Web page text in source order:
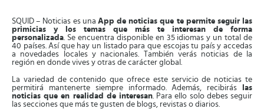
SQUID – Noticias es una App de noticias que te permite seguir las
primicias y los temas que más te interesan de forma
personalizada. Se encuentra disponible en 35 idiomas y un total de
40 países. Así que hay un listado para que escojas tu país y accedas
a novedades locales y nacionales. También verás noticias de la
región en donde vives y otras de carácter global.
La variedad de contenido que ofrece este servicio de noticias te
permitirá mantenerte siempre informado. Además, recibirás
las
noticias que en realidad de interesan. Para ello solo debes seguir
las secciones que más te gusten de blogs, revistas o diarios.